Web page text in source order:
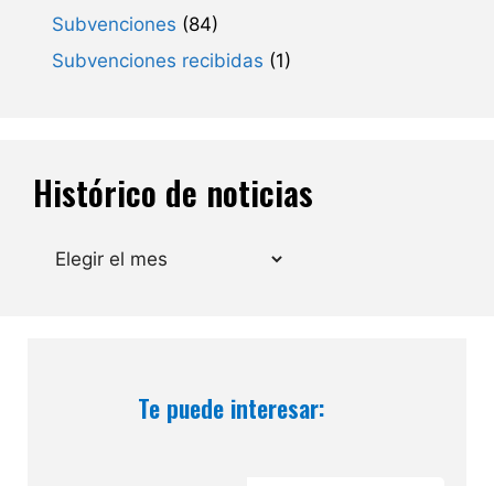
Subvenciones (84)
Subvenciones recibidas (1)
Histórico de noticias
Archivos
Te puede interesar: